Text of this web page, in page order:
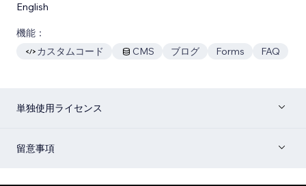
English
機能：
カスタムコード
CMS ブログ Forms FAQ
単独使用ライセンス
留意事項